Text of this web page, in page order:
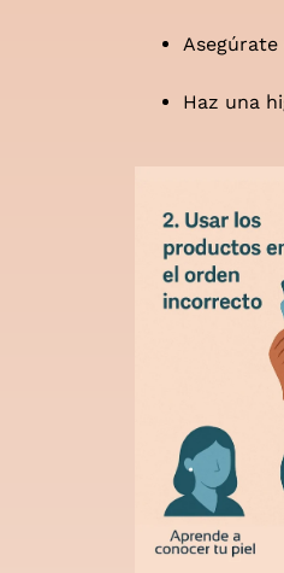
Haz una